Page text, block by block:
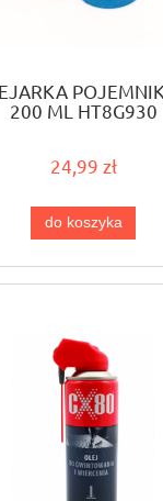
200 ML HT8G930
24,99 zł
do koszyka